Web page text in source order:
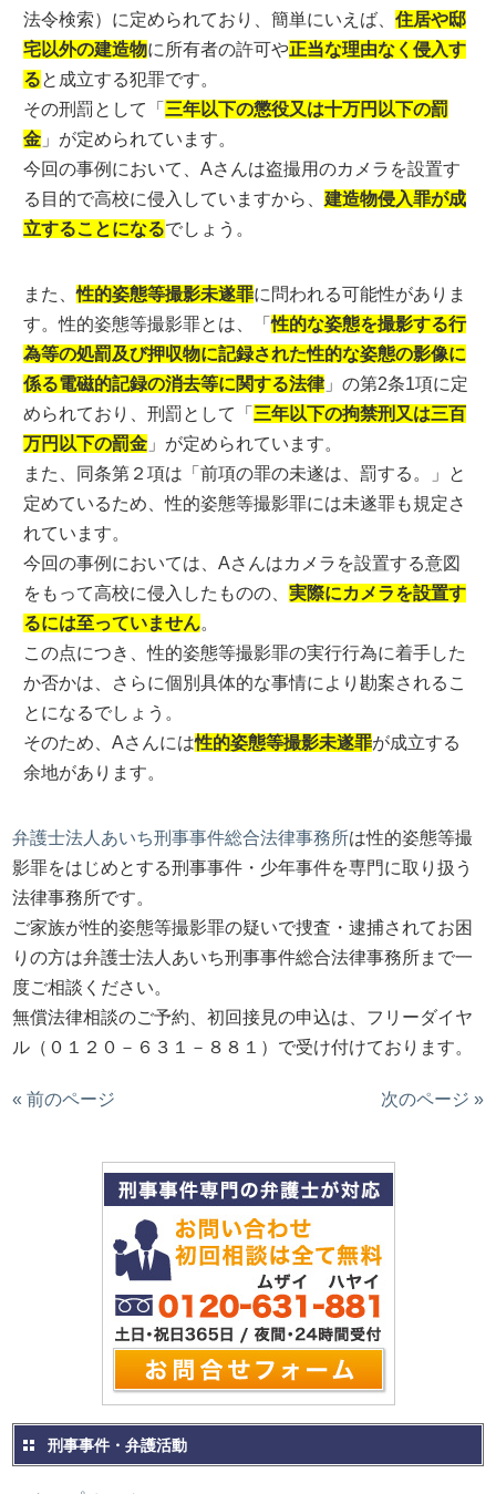
法令検索）に定められており、簡単にいえば、住居や邸
宅以外の建造物に所有者の許可や正当な理由なく侵入す
ると成立する犯罪です。
その刑罰として「 三年以下の懲役又は十万円以下の罰
金 」が定められています。
今回の事例において、Aさんは盗撮用のカメラを設置す
る目的で高校に侵入していますから、建造物侵入罪が成
立することになるでしょう。
また、性的姿態等撮影未遂罪に問われる可能性がありま
す。性的姿態等撮影罪とは、「性的な姿態を撮影する行
為等の処罰及び押収物に記録された性的な姿態の影像に
係る電磁的記録の消去等に関する法律」の第2条1項に定
められており、刑罰として「 三年以下の拘禁刑又は三百
万円以下の罰金 」が定められています。
また、同条第２項は「前項の罪の未遂は、罰する。」と
定めているため、性的姿態等撮影罪には未遂罪も規定さ
れています。
今回の事例においては、Aさんはカメラを設置する意図
をもって高校に侵入したものの、実際にカメラを設置す
るには至っていません。
この点につき、性的姿態等撮影罪の実行行為に着手した
か否かは、さらに個別具体的な事情により勘案されるこ
とになるでしょう。
そのため、Aさんには性的姿態等撮影未遂罪が成立する
余地があります。
弁護士法人あいち刑事事件総合法律事務所は性的姿態等撮
影罪をはじめとする刑事事件・少年事件を専門に取り扱う
法律事務所です。
ご家族が性的姿態等撮影罪の疑いで捜査・逮捕されてお困
りの方は弁護士法人あいち刑事事件総合法律事務所まで一
度ご相談ください。
無償法律相談のご予約、初回接見の申込は、フリーダイヤ
ル（０１２０－６３１－８８１）で受け付けております。
« 前のページ 次のページ »
刑事事件・弁護活動